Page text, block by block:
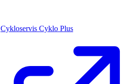
Cykloservis Cyklo Plus